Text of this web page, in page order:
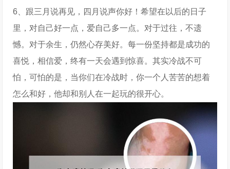
6、跟三月说再见，四月说声你好！希望在以后的日子
里，对自己好一点，爱自己多一点。对于过往，不遗
憾。对于余生，仍然心存美好。每一份坚持都是成功的
喜悦，相信爱，终有一天会遇到惊喜。其实冷战不可
怕，可怕的是，当你们在冷战时，你一个人苦苦的想着
怎么和好，他却和别人在一起玩的很开心。